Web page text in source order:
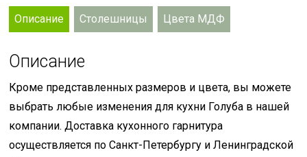
Описание Столешницы Цвета МДФ
Описание
Кроме представленных размеров и цвета, вы можете
выбрать любые изменения для кухни Голуба в нашей
компании. Доставка кухонного гарнитура
осуществляется по Санкт-Петербургу и Ленинградской